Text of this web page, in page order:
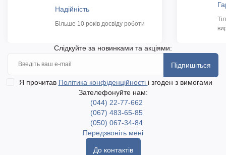
Надійність
Більше 10 років досвіду роботи
Слідкуйте за новинками та акціями:
Підпишіться
Я прочитав Політика конфіденційності і згоден з вимогами
Зателефонуйте нам:
(044) 22-77-662
(067) 483-65-85
(050) 067-34-84
Передзвоніть мені
До контактів